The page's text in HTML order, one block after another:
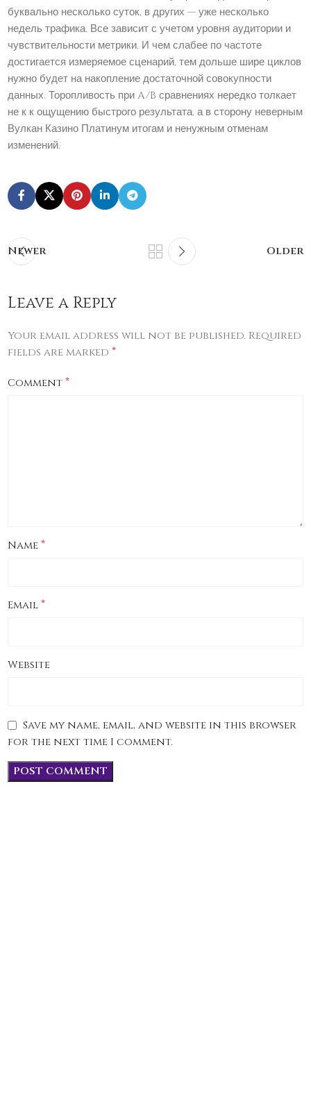
буквально несколько суток, в других — уже несколько
недель трафика. Все зависит с учетом уровня аудитории и
чувствительности метрики. И чем слабее по частоте
достигается измеряемое сценарий, тем дольше шире циклов
нужно будет на накопление достаточной совокупности
данных. Торопливость при A/B сравнениях нередко толкает
не к к ощущению быстрого результата, а в сторону неверным
Вулкан Казино Платинум итогам и ненужным отменам
изменений.
Newer Older
Leave a Reply
Your email address will not be published. Required
fields are marked*
Comment*
Name*
Email*
Website
Save my name, email, and website in this browser
for the next time I comment.